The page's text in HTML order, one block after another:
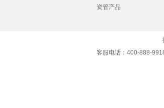
资管产品
客服电话：400-888-